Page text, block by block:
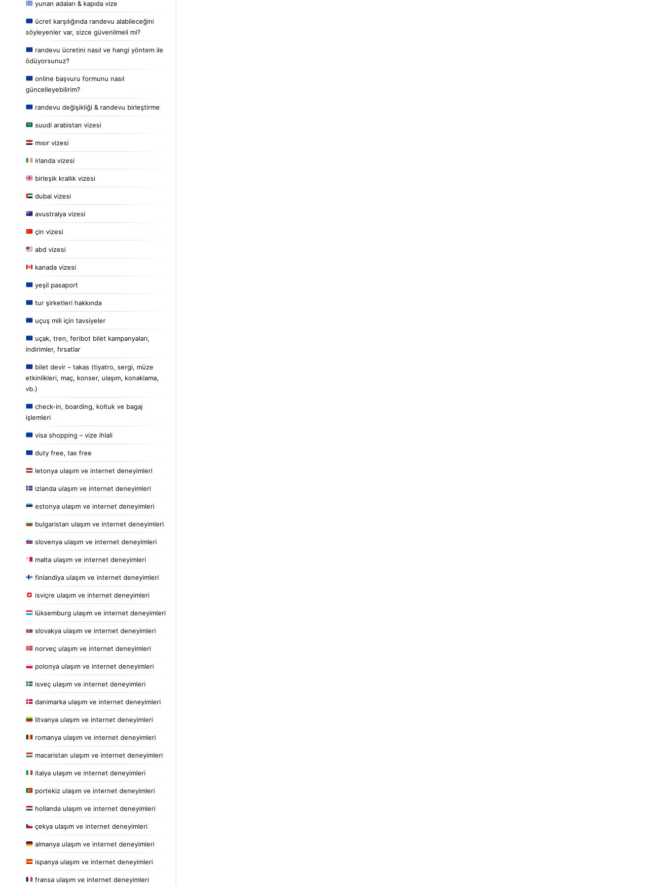
yunan adaları & kapıda vize
ücret karşılığında randevu alabileceğini
söyleyenler var, sizce güvenilmeli mi?
randevu ücretini nasıl ve hangi yöntem ile
ödüyorsunuz?
online başvuru formunu nasıl
güncelleyebilirim?
randevu değişikliği & randevu birleştirme
suudi arabistan vizesi
mısır vizesi
irlanda vizesi
birleşik krallık vizesi
dubai vizesi
avustralya vizesi
çin vizesi
abd vizesi
kanada vizesi
yeşil pasaport
tur şirketleri hakkında
uçuş mili için tavsiyeler
uçak, tren, feribot bilet kampanyaları,
indirimler, fırsatlar
bilet devir – takas (tiyatro, sergi, müze
etkinlikleri, maç, konser, ulaşım, konaklama,
vb.)
check-in, boarding, koltuk ve bagaj
işlemleri
visa shopping – vize ihlali
duty free, tax free
letonya ulaşım ve internet deneyimleri
izlanda ulaşım ve internet deneyimleri
estonya ulaşım ve internet deneyimleri
bulgaristan ulaşım ve internet deneyimleri
slovenya ulaşım ve internet deneyimleri
malta ulaşım ve internet deneyimleri
finlandiya ulaşım ve internet deneyimleri
isviçre ulaşım ve internet deneyimleri
lüksemburg ulaşım ve internet deneyimleri
slovakya ulaşım ve internet deneyimleri
norveç ulaşım ve internet deneyimleri
polonya ulaşım ve internet deneyimleri
isveç ulaşım ve internet deneyimleri
danimarka ulaşım ve internet deneyimleri
litvanya ulaşım ve internet deneyimleri
romanya ulaşım ve internet deneyimleri
macaristan ulaşım ve internet deneyimleri
italya ulaşım ve internet deneyimleri
portekiz ulaşım ve internet deneyimleri
hollanda ulaşım ve internet deneyimleri
çekya ulaşım ve internet deneyimleri
almanya ulaşım ve internet deneyimleri
ispanya ulaşım ve internet deneyimleri
fransa ulaşım ve internet deneyimleri